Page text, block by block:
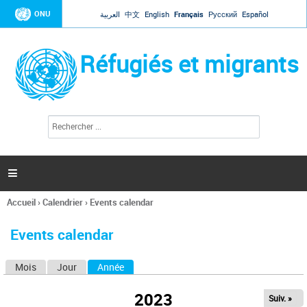
Jump to navigation
ONU العربية 中文 English Français Русский Español
Réfugiés et migrants
l
c
h
e

Vous
ici
Accueil›Calendrier› Events calendar
Events calendar
Mois Jour Année
2023 Suiv. »